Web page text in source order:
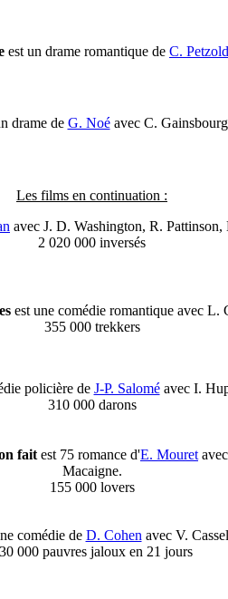
est un drame romantique de C. Petzold
drame de G. Noéavec C.
Les films en continuation :
avec J. D. Washington, R.
2 020 000 inversés
est une comédie romantique avec L.
355 000 trekkers
policière de J-P. Saloméavec I.
310 000 darons
fait est 75 romance d'E. Mouret
Macaigne.
155 000 lovers
comédie de D. Cohen avec V.
000 pauvres jaloux en 21 jours